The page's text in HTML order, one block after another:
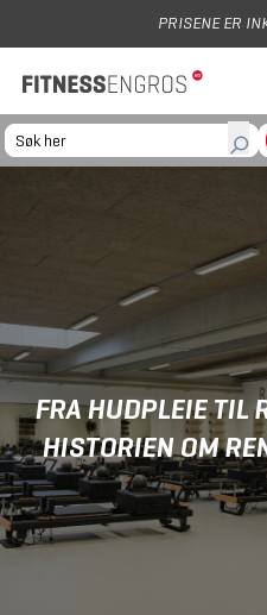
Hopp til hovedinnhold
FRA HUDPLEIE TIL
HISTORIEN OM